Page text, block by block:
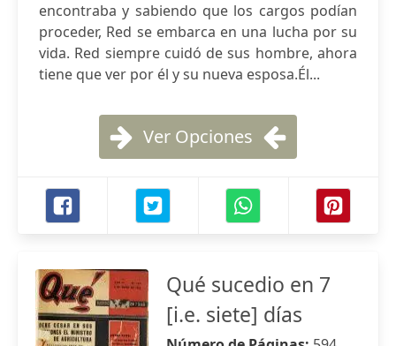
encontraba y sabiendo que los cargos podían
proceder, Red se embarca en una lucha por su
vida. Red siempre cuidó de sus hombre, ahora
tiene que ver por él y su nueva esposa.Él...
Ver Opciones
Qué sucedio en 7
[i.e. siete] días